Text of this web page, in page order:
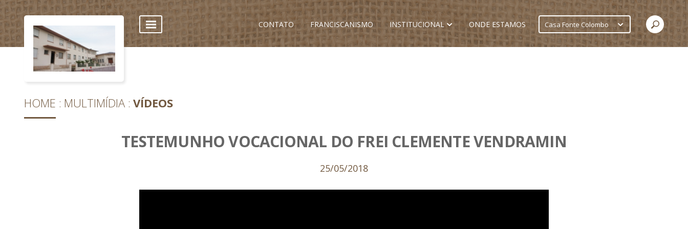
CONTATO FRANCISCANISMO INSTITUCIONAL ONDE ESTAMOS Casa Fonte Colombo
HOME MULTIMÍDIA VÍDEOS
TESTEMUNHO VOCACIONAL DO FREI CLEMENTE VENDRAMIN
25/05/2018